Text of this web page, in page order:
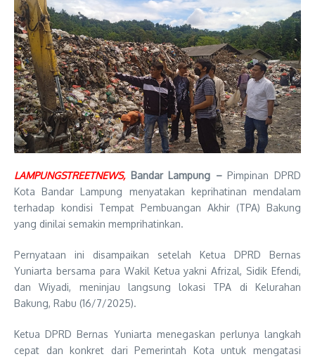
LAMPUNGSTREETNEWS, Bandar Lampung –Pimpinan DPRD
Kota Bandar Lampung menyatakan keprihatinan mendalam
terhadap kondisi Tempat Pembuangan Akhir (TPA) Bakung
yang dinilai semakin memprihatinkan.
Pernyataan ini disampaikan setelah Ketua DPRD Bernas
Yuniarta bersama para Wakil Ketua yakni Afrizal, Sidik Efendi,
dan Wiyadi, meninjau langsung lokasi TPA di Kelurahan
Bakung, Rabu (16/7/2025).
Ketua DPRD Bernas Yuniarta menegaskan perlunya langkah
cepat dan konkret dari Pemerintah Kota untuk mengatasi